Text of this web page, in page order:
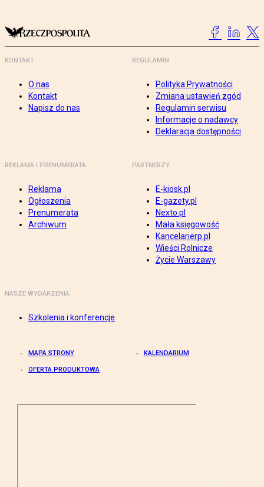
KONTAKT
O nas
Kontakt
Napisz do nas
REGULAMIN
Polityka Prywatności
Zmiana ustawień zgód
Regulamin serwisu
Informacje o nadawcy
Deklaracja dostępności
REKLAMA I PRENUMERATA
Reklama
Ogłoszenia
Prenumerata
Archiwum
PARTNERZY
E-kiosk.pl
E-gazety.pl
Nexto.pl
Mała księgowość
Kancelarierp.pl
Wieści Rolnicze
Życie Warszawy
NASZE WYDARZENIA
Szkolenia i konferencje
MAPA STRONY KALENDARIUM
OFERTA PRODUKTOWA